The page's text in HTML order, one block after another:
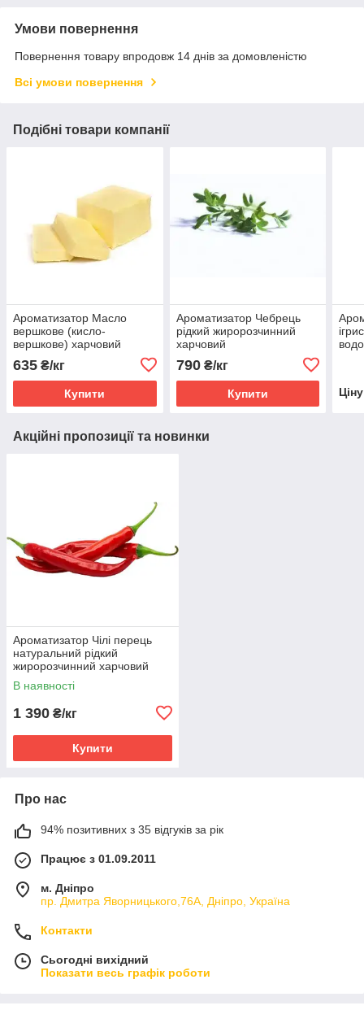
Умови повернення
Повернення товару впродовж 14 днів за домовленістю
Всі умови повернення
Подібні товари компанії
Ароматизатор Масло
вершкове (кисло-
вершкове) харчовий
ідентичний натуральному
635 ₴/кг
Купити
Ароматизатор Чебрець
рідкий жиророзчинний
харчовий
790₴/кг
Купити
Акційні пропозиції та новинки
Ароматизатор Чілі перець
натуральний рідкий
жиророзчинний харчовий
В наявності
1 390 ₴/кг
Купити
Про нас
94% позитивних з 35 відгуків за рік
Працює з 01.09.2011
м. Дніпро
пр. Дмитра Яворницького,76А, Дніпро, Україна
Контакти
Сьогодні вихідний
Показати весь графік роботи